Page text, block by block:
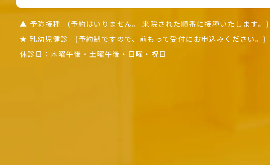
▲ 予防接種 (予約はいりません。
来院された順番に接種いたします。)
★ 乳幼児健診
(予約制ですので、 前もって受付にお申込みください。)
休診日：木曜午後・土曜午後・日曜・祝日